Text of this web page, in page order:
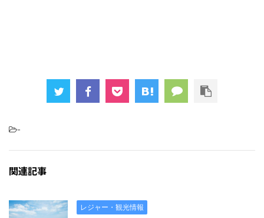
-
関連記事
レジャー・観光情報